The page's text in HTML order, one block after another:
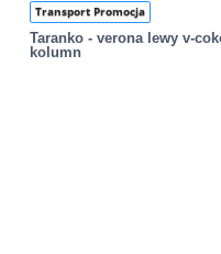
Transport Promocja
Taranko - verona lewy v-
kolumn